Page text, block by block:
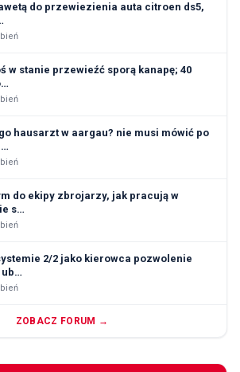
do przewiezienia auta citroen ds5,
w stanie przewieźć sporą kanapę; 40
hausarzt w aargau? nie musi mówić po
do ekipy zbrojarzy, jak pracują w
s…
2/2 jako kierowca pozwolenie
ub…
ZOBACZ FORUM →